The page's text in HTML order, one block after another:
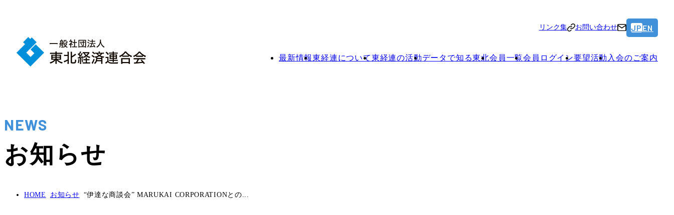
リンク集 お問い合わせ JP EN
最新情報東経連について東経連の活動データで知る東北会員一覧会員ログイン要望活動 入会のご案内
NEWS
お知らせ
HOME お知らせ “伊達な商談会” MARUKAI CORPORATIONとの...